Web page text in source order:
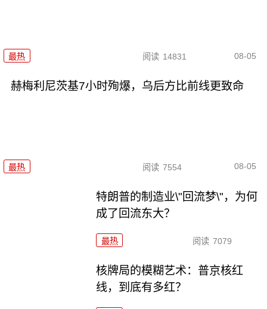
最热 阅读 14831 08-05
赫梅利尼茨基7小时殉爆，乌后方比前线更致命
最热 阅读 7554 08-05
特朗普的制造业\"回流梦\"，为何
成了回流东大？
最热 阅读 7079
核牌局的模糊艺术：普京核红
线，到底有多红？